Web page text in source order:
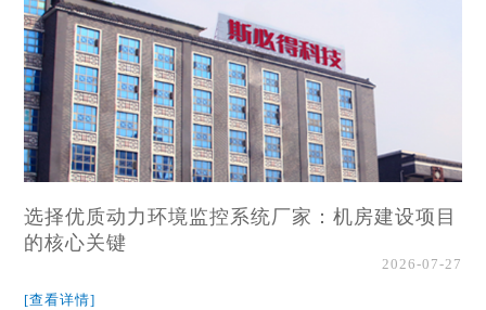
选择优质动力环境监控系统厂家：机房建设项目
的核心关键
2026-07-27
[查看详情]